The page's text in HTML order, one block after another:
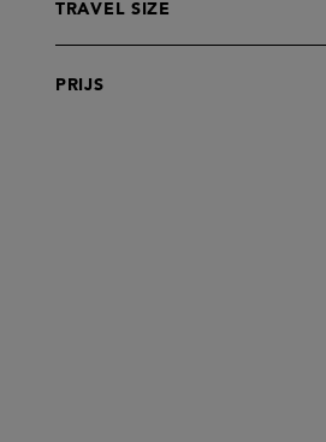
TRAVEL SIZE
PRIJS